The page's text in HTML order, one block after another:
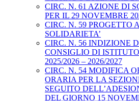
CIRC. N. 61 AZIONE DI
PER IL 29 NOVEMBRE
CIRC. N. 59 PROGETTO
SOLIDARIETA’
CIRC. N. 56 INDIZIONE
CONSIGLIO DI
2025/2026 – 2026/2027
CIRC. N. 54 MODIFICA
ORARIA PER LA
SEGUITO
DEL GIORNO 15